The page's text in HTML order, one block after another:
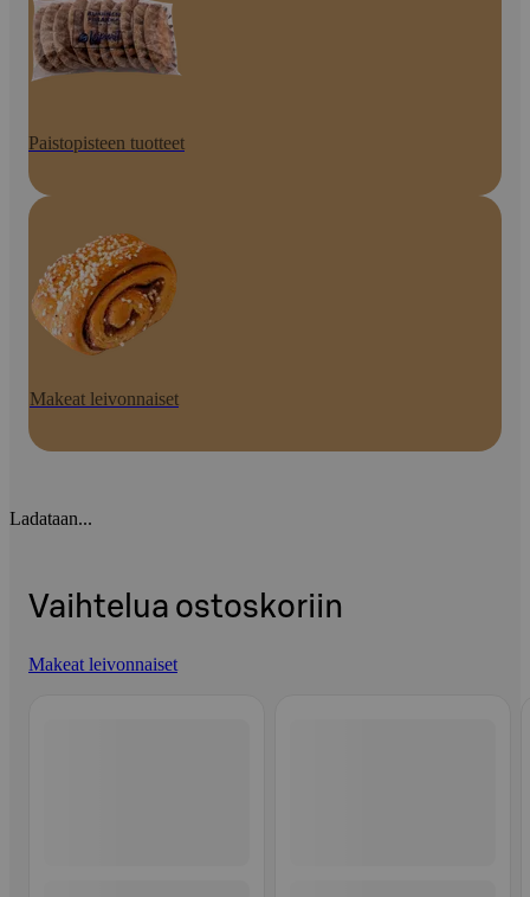
Paistopisteen tuotteet
Makeat leivonnaiset
Ladataan...
Vaihtelua ostoskoriin
Makeat leivonnaiset